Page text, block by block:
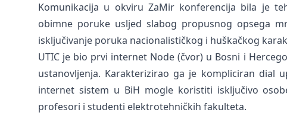
Komunikacija u okviru ZaMir konferencija bila je
obimne poruke usljed slabog propusnog opsega
isključivanje poruka nacionalističkog i huškačkog
UTIC je bio prvi internet Node (čvor) u Bosni i
ustanovljenja. Karakterizirao ga je kompliciran dial
internet sistem u BiH mogle koristiti isključivo
profesori i studenti elektrotehničkih fakulteta.